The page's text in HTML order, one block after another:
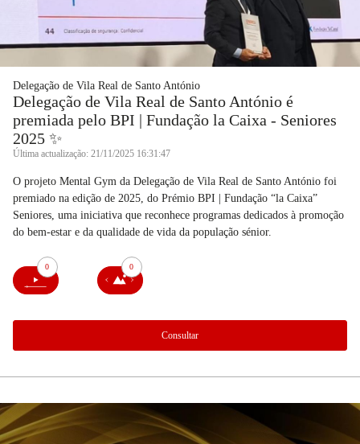
Delegação de Vila Real de Santo António
Delegação de Vila Real de Santo António é
premiada pelo BPI | Fundação la Caixa - Seniores
2025 ✨
Última actualização: 21/11/2025 16:31:47
O projeto Mental Gym da Delegação de Vila Real de Santo António foi
premiado na edição de 2025, do Prémio BPI | Fundação “la Caixa”
Seniores, uma iniciativa que reconhece programas dedicados à promoção
do bem-estar e da qualidade de vida da população sénior.
0 0
Consultar